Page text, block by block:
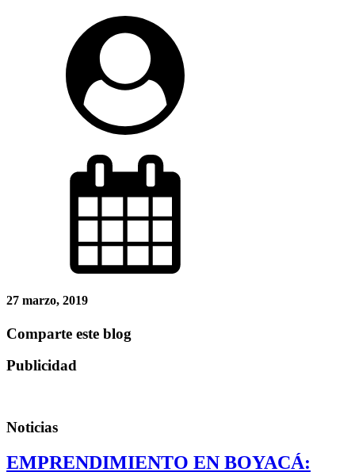
27 marzo, 2019
Comparte este blog
Publicidad
Noticias
EMPRENDIMIENTO EN BOYACÁ: